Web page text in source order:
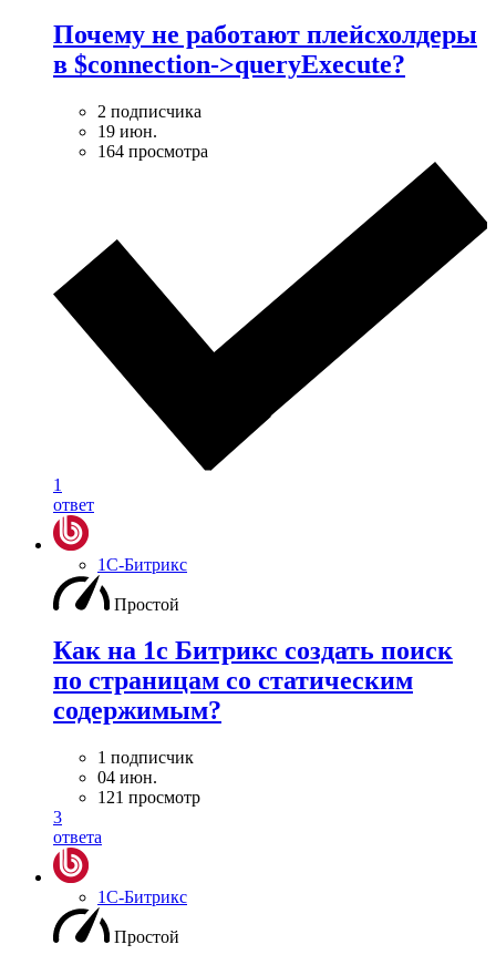
Почему не работают плейсхолдеры
в $connection->queryExecute?
2 подписчика
19 июн.
164 просмотра
1
ответ
1С-Битрикс
Простой
Как на 1с Битрикс создать поиск
по страницам со статическим
содержимым?
1 подписчик
04 июн.
121 просмотр
3
ответа
1С-Битрикс
Простой